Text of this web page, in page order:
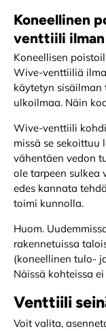
Koneellinen
venttiili
Koneellisen
Wive-venttiiliä
käytetyn
ulkoilmaa. Näin
Wive-venttiili
missä se sekoittuu
vähentäen vedon
ole tarpeen sulkea
edes kannata
toimi kunnolla.
Huom.
rakennetuissa
(koneellinen tulo-
Näissä kohteissa
Venttiili
Voit valita,